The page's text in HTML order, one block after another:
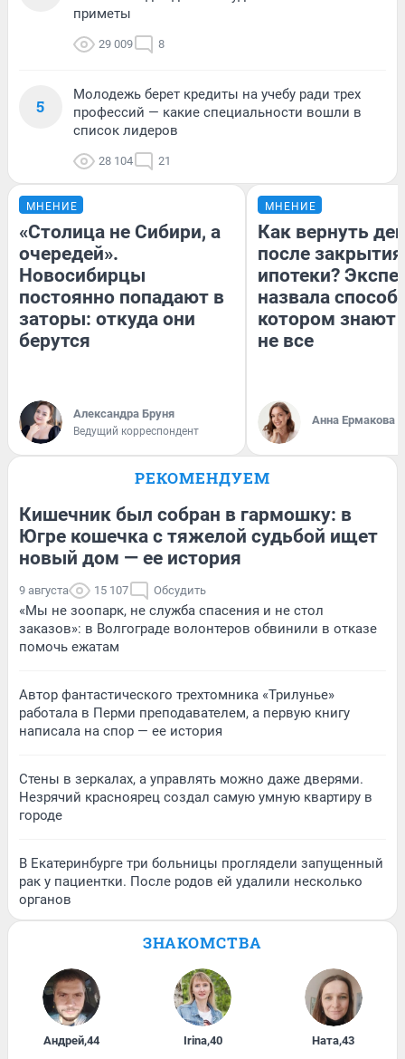
приметы
29 009 8
5
Молодежь берет кредиты на учебу ради трех
профессий — какие специальности вошли в
список лидеров
28 104 21
МНЕНИЕ
«Столица не Сибири, а
очередей».
Новосибирцы
постоянно попадают в
заторы: откуда они
берутся
Александра Бруня
Ведущий корреспондент
МНЕНИЕ
Как вернуть
после закрытия
ипотеки?
назвала
котором знают
не все
Анна Ермакова
РЕКОМЕНДУЕМ
Кишечник был собран в гармошку: в
Югре кошечка с тяжелой судьбой ищет
новый дом — ее история
9 августа 15 107 Обсудить
«Мы не зоопарк, не служба спасения и не стол
заказов»: в Волгограде волонтеров обвинили в отказе
помочь ежатам
Автор фантастического трехтомника «Трилунье»
работала в Перми преподавателем, а первую книгу
написала на спор — ее история
Стены в зеркалах, а управлять можно даже дверями.
Незрячий красноярец создал самую умную квартиру в
городе
В Екатеринбурге три больницы проглядели запущенный
рак у пациентки. После родов ей удалили несколько
органов
ЗНАКОМСТВА
Андрей,44 Irina,40 Ната,43